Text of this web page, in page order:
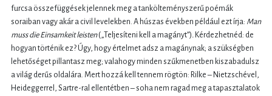
furcsa összefüggések jelennek meg a tankölteményszerű poémák
soraiban vagy akár a civil levelekben. A húszas években például ezt írja: Man
muss die Einsamkeit leisten(„Teljesíteni kell a magányt”) Kérdezhetnéd: de
hogyan történik ez? Úgy, hogy értelmet adsz a magánynak; a szükségben
lehetőséget pillantasz meg; valahogy minden szűkmenetben kiszabadulsz
a világ derűs oldalára. Mert hozzá kell tennem rögtön: Rilke – Nietzschével,
Heideggerrel, Sartre-ral ellentétben – soha nem ragad meg a tapasztalatok